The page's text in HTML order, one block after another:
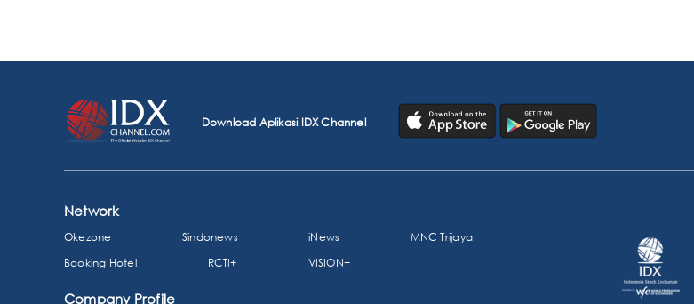
Download Aplikasi IDX Channel
Network
Okezone Sindonews iNews
MNC Trijaya
Booking Hotel
RCTI+ VISION+
Company Profile